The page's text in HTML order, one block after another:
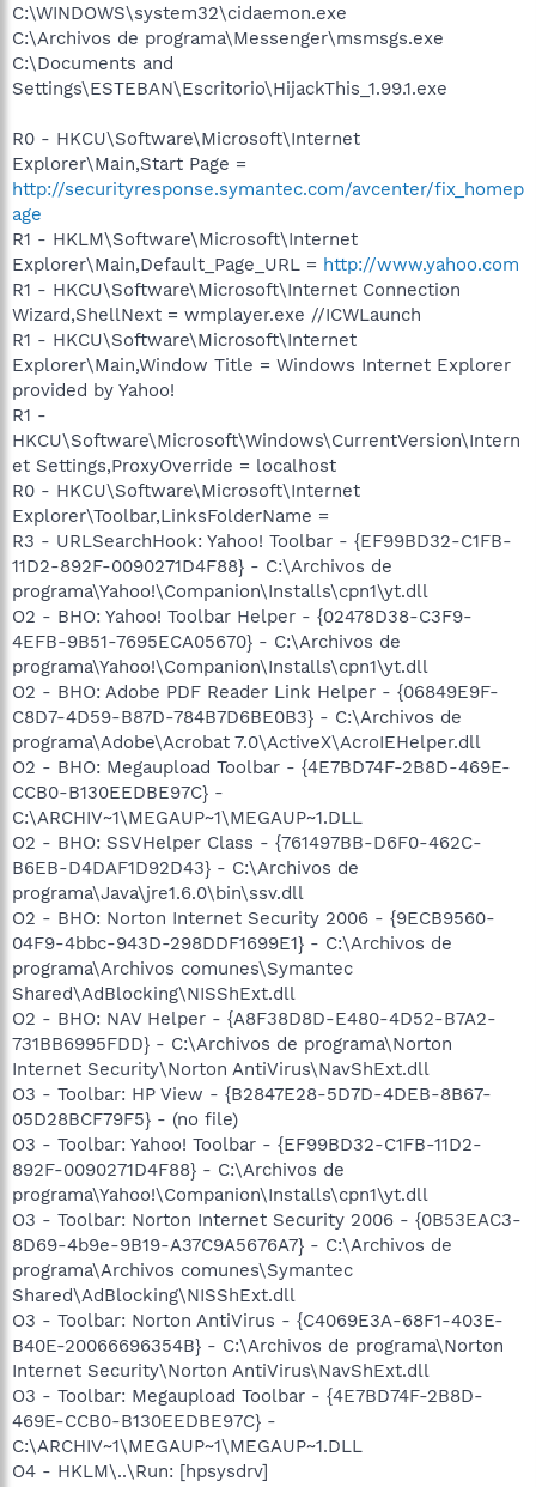
C:\WINDOWS\system32\cidaemon.exe
C:\Archivos de programa\Messenger\msmsgs.exe
C:\Documents and
Settings\ESTEBAN\Escritorio\HijackThis_1.99.1.exe
R0 - HKCU\Software\Microsoft\Internet
Explorer\Main,Start Page =
http://securityresponse.symantec.com/avcenter/fix_homep
age
R1 - HKLM\Software\Microsoft\Internet
Explorer\Main,Default_Page_URL = http://www.yahoo.com
R1 - HKCU\Software\Microsoft\Internet Connection
Wizard,ShellNext = wmplayer.exe //ICWLaunch
R1 - HKCU\Software\Microsoft\Internet
Explorer\Main,Window Title = Windows Internet Explorer
provided by Yahoo!
R1 -
HKCU\Software\Microsoft\Windows\CurrentVersion\Intern
et Settings,ProxyOverride = localhost
R0 - HKCU\Software\Microsoft\Internet
Explorer\Toolbar,LinksFolderName =
R3 - URLSearchHook: Yahoo! Toolbar - {EF99BD32-C1FB-
11D2-892F-0090271D4F88} - C:\Archivos de
programa\Yahoo!\Companion\Installs\cpn1\yt.dll
O2 - BHO: Yahoo! Toolbar Helper - {02478D38-C3F9-
4EFB-9B51-7695ECA05670} - C:\Archivos de
programa\Yahoo!\Companion\Installs\cpn1\yt.dll
O2 - BHO: Adobe PDF Reader Link Helper - {06849E9F-
C8D7-4D59-B87D-784B7D6BE0B3} - C:\Archivos de
programa\Adobe\Acrobat 7.0\ActiveX\AcroIEHelper.dll
O2 - BHO: Megaupload Toolbar - {4E7BD74F-2B8D-469E-
CCB0-B130EEDBE97C} -
C:\ARCHIV~1\MEGAUP~1\MEGAUP~1.DLL
O2 - BHO: SSVHelper Class - {761497BB-D6F0-462C-
B6EB-D4DAF1D92D43} - C:\Archivos de
programa\Java\jre1.6.0\bin\ssv.dll
O2 - BHO: Norton Internet Security 2006 - {9ECB9560-
04F9-4bbc-943D-298DDF1699E1} - C:\Archivos de
programa\Archivos comunes\Symantec
Shared\AdBlocking\NISShExt.dll
O2 - BHO: NAV Helper - {A8F38D8D-E480-4D52-B7A2-
731BB6995FDD} - C:\Archivos de programa\Norton
Internet Security\Norton AntiVirus\NavShExt.dll
O3 - Toolbar: HP View - {B2847E28-5D7D-4DEB-8B67-
05D28BCF79F5} - (no file)
O3 - Toolbar: Yahoo! Toolbar - {EF99BD32-C1FB-11D2-
892F-0090271D4F88} - C:\Archivos de
programa\Yahoo!\Companion\Installs\cpn1\yt.dll
O3 - Toolbar: Norton Internet Security 2006 - {0B53EAC3-
8D69-4b9e-9B19-A37C9A5676A7} - C:\Archivos de
programa\Archivos comunes\Symantec
Shared\AdBlocking\NISShExt.dll
O3 - Toolbar: Norton AntiVirus - {C4069E3A-68F1-403E-
B40E-20066696354B} - C:\Archivos de programa\Norton
Internet Security\Norton AntiVirus\NavShExt.dll
O3 - Toolbar: Megaupload Toolbar - {4E7BD74F-2B8D-
469E-CCB0-B130EEDBE97C} -
C:\ARCHIV~1\MEGAUP~1\MEGAUP~1.DLL
O4 - HKLM\..\Run: [hpsysdrv]